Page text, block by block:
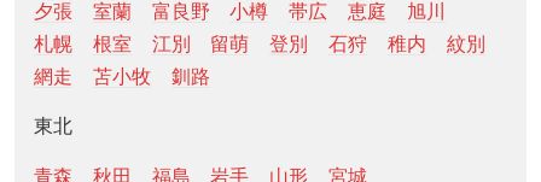
夕張
室蘭 富良野 小樽 帯広 恵庭
旭川
札幌
根室 江別 留萌 登別 石狩 稚内
紋別
網走
苫小牧 釧路
東北
青森 秋田 福島 岩手 山形 宮城